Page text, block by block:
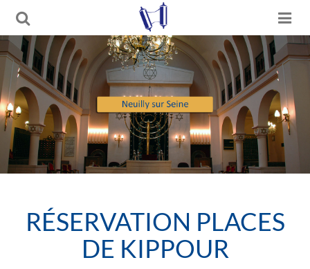
RÉSERVATION PLACES
DE KIPPOUR